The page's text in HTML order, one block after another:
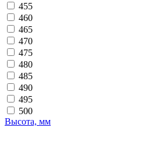
455
460
465
470
475
480
485
490
495
500
Высота, мм